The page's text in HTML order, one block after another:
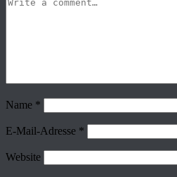
Name *
E-Mail-Adresse *
Website